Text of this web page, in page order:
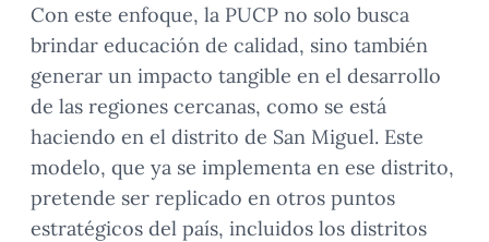
Con este enfoque, la PUCP no solo busca
brindar educación de calidad, sino también
generar un impacto tangible en el desarrollo
de las regiones cercanas, como se está
haciendo en el distrito de San Miguel. Este
modelo, que ya se implementa en ese distrito,
pretende ser replicado en otros puntos
estratégicos del país, incluidos los distritos